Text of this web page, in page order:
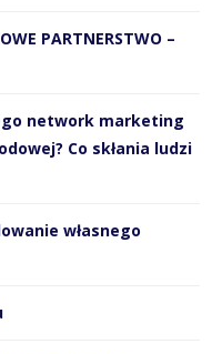
PARTNERSTWO –
network marketing
Co skłania ludzi
własnego